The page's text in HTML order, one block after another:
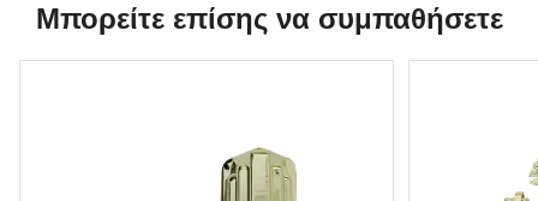
Μπορείτε επίσης να συμπαθήσετε